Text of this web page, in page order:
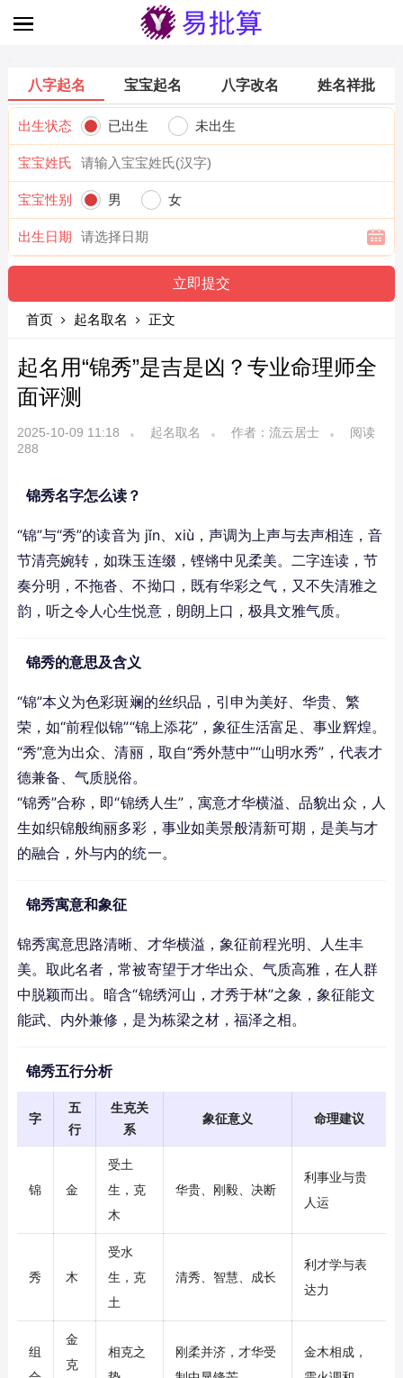
八字起名 宝宝起名 八字改名 姓名祥批
出生状态 已出生 未出生
宝宝姓氏
宝宝性别 男 女
出生日期
首页 起名取名 正文
起名用“锦秀”是吉是凶？专业命理师全
面评测
2025-10-09 11:18 起名取名 作者：流云居士
阅读
288
锦秀名字怎么读？
“锦”与“秀”的读音为 jǐn、xiù，声调为上声与去声相连，音
节清亮婉转，如珠玉连缀，铿锵中见柔美。二字连读，节
奏分明，不拖沓、不拗口，既有华彩之气，又不失清雅之
韵，听之令人心生悦意，朗朗上口，极具文雅气质。
锦秀的意思及含义
“锦”本义为色彩斑斓的丝织品，引申为美好、华贵、繁
荣，如“前程似锦”“锦上添花”，象征生活富足、事业辉煌。
“秀”意为出众、清丽，取自“秀外慧中”“山明水秀”，代表才
德兼备、气质脱俗。
“锦秀”合称，即“锦绣人生”，寓意才华横溢、品貌出众，人
生如织锦般绚丽多彩，事业如美景般清新可期，是美与才
的融合，外与内的统一。
锦秀寓意和象征
锦秀寓意思路清晰、才华横溢，象征前程光明、人生丰
美。取此名者，常被寄望于才华出众、气质高雅，在人群
中脱颖而出。暗含“锦绣河山，才秀于林”之象，象征能文
能武、内外兼修，是为栋梁之材，福泽之相。
锦秀五行分析
字
五
行
生克关
系
象征意义 命理建议
锦 金
受土
生，克
木
华贵、刚毅、决断
利事业与贵
人运
秀 木
受水
生，克
土
清秀、智慧、成长
利才学与表
达力
组
金
克
相克之
刚柔并济，才华受
金木相成，